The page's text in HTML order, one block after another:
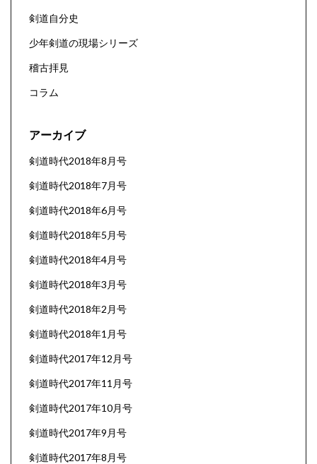
剣道自分史
少年剣道の現場シリーズ
稽古拝見
コラム
アーカイブ
剣道時代2018年8月号
剣道時代2018年7月号
剣道時代2018年6月号
剣道時代2018年5月号
剣道時代2018年4月号
剣道時代2018年3月号
剣道時代2018年2月号
剣道時代2018年1月号
剣道時代2017年12月号
剣道時代2017年11月号
剣道時代2017年10月号
剣道時代2017年9月号
剣道時代2017年8月号